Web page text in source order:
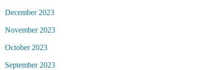
December 2023
November 2023
October 2023
September 2023